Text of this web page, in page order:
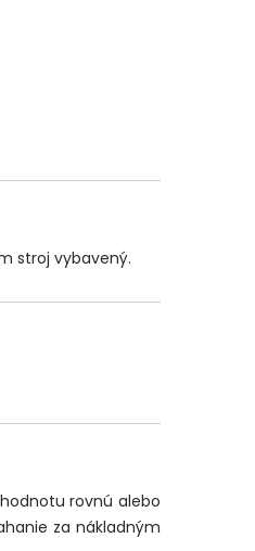
stroj vybavený.
rovnú alebo
za nákladným